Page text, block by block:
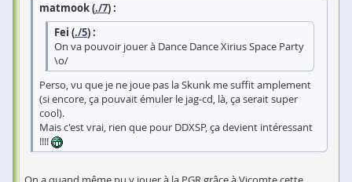
matmook (./7) :
Fei (./5) :
On va pouvoir jouer à Dance Dance Xirius Space Party
\o/
Perso, vu que je ne joue pas la Skunk me suffit amplement
(si encore, ça pouvait émuler le jag-cd, là, ça serait super
cool).
Mais c'est vrai, rien que pour DDXSP, ça devient intéressant
!!!!